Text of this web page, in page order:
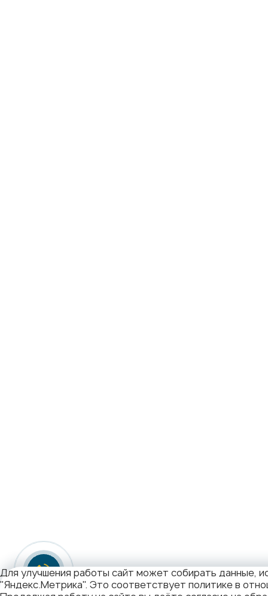
Для улучшения работы сайт может собирать данные,
"Яндекс.Метрика". Это соответствует политике в